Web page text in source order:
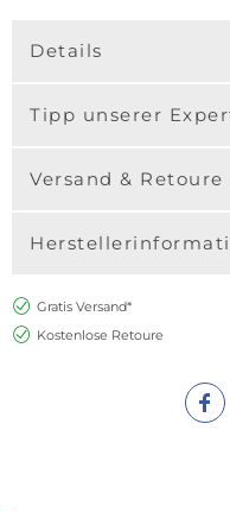
Details
Tipp unserer
Versand & Retoure
Gratis Versand*
Kostenlose Retoure